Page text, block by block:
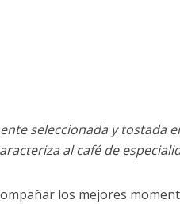
seleccionada y tostada
al café de
los mejores